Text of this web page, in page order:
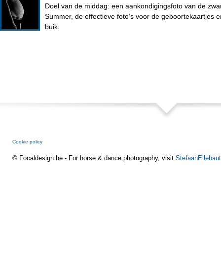
Doel van de middag: een aankondigingsfoto van de
Summer, de effectieve foto’s voor de geboortekaartjes
buik.
Cookie policy
© Focaldesign.be - For horse & dance photography, visit